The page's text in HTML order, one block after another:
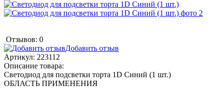
Отзывов: 0
Добавить отзыв
Артикул: 223112
Описание товара:
Светодиод для подсветки торта 1D Синий (1 шт.)
ОБЛАСТЬ ПРИМЕНЕНИЯ